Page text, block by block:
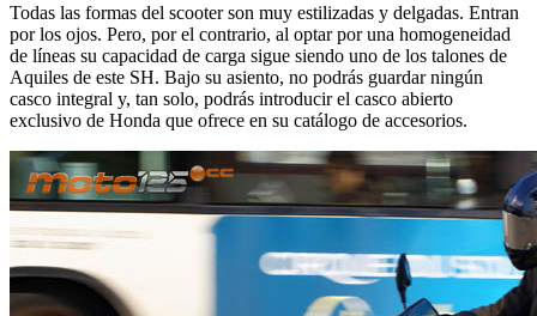
Todas las formas del scooter son muy estilizadas y delgadas. Entran
por los ojos. Pero, por el contrario, al optar por una homogeneidad
de líneas su capacidad de carga sigue siendo uno de los talones de
Aquiles de este SH. Bajo su asiento, no podrás guardar ningún
casco integral y, tan solo, podrás introducir el casco abierto
exclusivo de Honda que ofrece en su catálogo de accesorios.